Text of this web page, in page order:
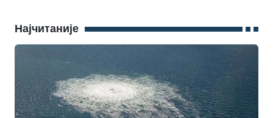
Најчитаније